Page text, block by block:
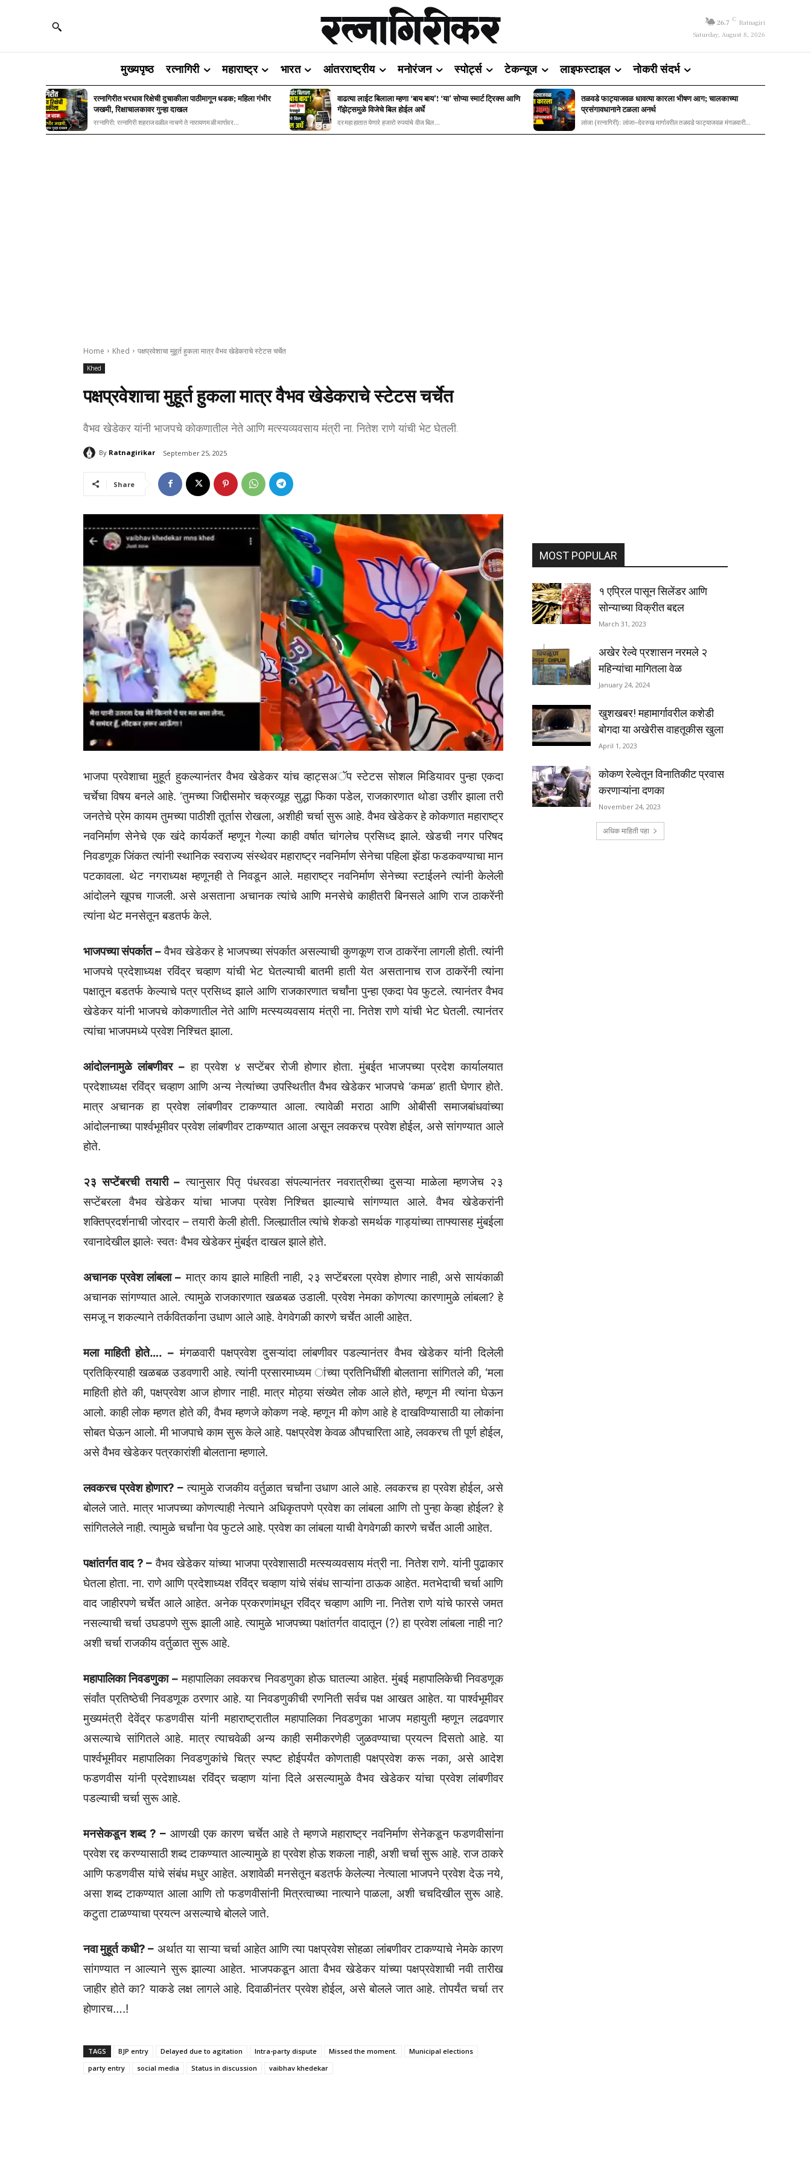
26.7 C Ratnagiri
Saturday, August 8, 2026
मुख्यपृष्ठ रत्नागिरी महाराष्ट्र भारत आंतरराष्ट्रीय मनोरंजन स्पोर्ट्स टेकन्यूज लाइफस्टाइल नोकरी संदर्भ
रत्नागिरीत भरधाव रिक्षेची दुचाकीला पाठीमागून धडक; महिला गंभीर
जखमी, रिक्षाचालकावर गुन्हा दाखल
रत्नागिरी: रत्नागिरी शहराजवळील नाचणे ते नारायणमळी मार्गावर...
वाढत्या लाईट बिलाला म्हणा ‘बाय बाय’! ‘या’ सोप्या स्मार्ट ट्रिक्स आणि
गॅझेट्समुळे विजेचे बिल होईल अर्धे
दरमहा हातात येणारे हजारो रुपयांचे वीज बिल...
तळवडे फाट्याजवळ धावत्या कारला भीषण आग; चालकाच्या
प्रसंगावधानाने टळला अनर्थ
लांजा (रत्नागिरी): लांजा–देवरुख मार्गावरील तळवडे फाट्याजवळ मंगळवारी...
Home Khed पक्षप्रवेशाचा मुहूर्त हुकला मात्र वैभव खेडेकराचे स्टेटस चर्चेत
Khed
पक्षप्रवेशाचा मुहूर्त हुकला मात्र वैभव खेडेकराचे स्टेटस चर्चेत
वैभव खेडेकर यांनी भाजपचे कोकणातील नेते आणि मत्स्यव्यवसाय मंत्री ना. नितेश राणे यांची भेट घेतली.
By Ratnagirikar September 25, 2025
Share
भाजपा प्रवेशाचा मुहूर्त हुकल्यानंतर वैभव खेडेकर यांच व्हाट्सअॅप स्टेटस सोशल मिडियावर पुन्हा एकदा
चर्चेचा विषय बनले आहे. ‘तुमच्या जिद्दीसमोर चक्रव्यूह सुद्धा फिका पडेल, राजकारणात थोडा उशीर झाला तरी
जनतेचे प्रेम कायम तुमच्या पाठीशी तूर्तास रोखला, अशीही चर्चा सुरू आहे. वैभव खेडेकर हे कोकणात महाराष्ट्र
नवनिर्माण सेनेचे एक खंदे कार्यकर्ते म्हणून गेल्या काही वर्षात चांगलेच प्रसिध्द झाले. खेडची नगर परिषद
निवडणूक जिंकत त्यांनी स्थानिक स्वराज्य संस्थेवर महाराष्ट्र नवनिर्माण सेनेचा पहिला झेंडा फडकवण्याचा मान
पटकावला. थेट नगराध्यक्ष म्हणूनही ते निवडून आले. महाराष्ट्र नवनिर्माण सेनेच्या स्टाईलने त्यांनी केलेली
आंदोलने खूपच गाजली. असे असताना अचानक त्यांचे आणि मनसेचे काहीतरी बिनसले आणि राज ठाकरेंनी
त्यांना थेट मनसेतून बडतर्फ केले.
भाजपच्या संपर्कात –वैभव खेडेकर हे भाजपच्या संपर्कात असल्याची कुणकूण राज ठाकरेंना लागली होती. त्यांनी
भाजपचे प्रदेशाध्यक्ष रविंद्र चव्हाण यांची भेट घेतल्याची बातमी हाती येत असतानाच राज ठाकरेंनी त्यांना
पक्षातून बडतर्फ केल्याचे पत्र प्रसिध्द झाले आणि राजकारणात चर्चांना पुन्हा एकदा पेव फुटले. त्यानंतर वैभव
खेडेकर यांनी भाजपचे कोकणातील नेते आणि मत्स्यव्यवसाय मंत्री ना. नितेश राणे यांची भेट घेतली. त्यानंतर
त्यांचा भाजपमध्ये प्रवेश निश्चित झाला.
आंदोलनामुळे लांबणीवर –हा प्रवेश ४ सप्टेंबर रोजी होणार होता. मुंबईत भाजपच्या प्रदेश कार्यालयात
प्रदेशाध्यक्ष रविंद्र चव्हाण आणि अन्य नेत्यांच्या उपस्थितीत वैभव खेडेकर भाजपचे ‘कमळ’ हाती घेणार होते.
मात्र अचानक हा प्रवेश लांबणीवर टाकण्यात आला. त्यावेळी मराठा आणि ओबीसी समाजबांधवांच्या
आंदोलनाच्या पार्श्वभूमीवर प्रवेश लांबणीवर टाकण्यात आला असून लवकरच प्रवेश होईल, असे सांगण्यात आले
होते.
२३ सप्टेंबरची तयारी –त्यानुसार पितृ पंधरवडा संपल्यानंतर नवरात्रीच्या दुसऱ्या माळेला म्हणजेच २३
सप्टेंबरला वैभव खेडेकर यांचा भाजपा प्रवेश निश्चित झाल्याचे सांगण्यात आले. वैभव खेडेकरांनी
शक्तिप्रदर्शनाची जोरदार – तयारी केली होती. जिल्ह्यातील त्यांचे शेकडो समर्थक गाड्यांच्या ताफ्यासह मुंबईला
रवानादेखील झालेः स्वतः वैभव खेडेकर मुंबईत दाखल झाले होते.
अचानक प्रवेश लांबला – मात्र काय झाले माहिती नाही, २३ सप्टेंबरला प्रवेश होणार नाही, असे सायंकाळी
अचानक सांगण्यात आले. त्यामुळे राजकारणात खळबळ उडाली. प्रवेश नेमका कोणत्या कारणामुळे लांबला? हे
समजू न शकल्याने तर्कवितर्काना उधाण आले आहे. वेगवेगळी कारणे चर्चेत आली आहेत.
मला माहिती होते…. –मंगळवारी पक्षप्रवेश दुसऱ्यांदा लांबणीवर पडल्यानंतर वैभव खेडेकर यांनी दिलेली
प्रतिक्रियाही खळबळ उडवणारी आहे. त्यांनी प्रसारमाध्यम ांच्या प्रतिनिधींशी बोलताना सांगितले की, ‘मला
माहिती होते की, पक्षप्रवेश आज होणार नाही. मात्र मोठ्या संख्येत लोक आले होते, म्हणून मी त्यांना घेऊन
आलो. काही लोक म्हणत होते की, वैभव म्हणजे कोकण नव्हे. म्हणून मी कोण आहे हे दाखविण्यासाठी या लोकांना
सोबत घेऊन आलो. मी भाजपाचे काम सुरू केले आहे. पक्षप्रवेश केवळ औपचारिता आहे, लवकरच ती पूर्ण होईल,
असे वैभव खेडेकर पत्रकारांशी बोलताना म्हणाले.
लवकरच प्रवेश होणार? –त्यामुळे राजकीय वर्तुळात चर्चांना उधाण आले आहे. लवकरच हा प्रवेश होईल, असे
बोलले जाते. मात्र भाजपच्या कोणत्याही नेत्याने अधिकृतपणे प्रवेश का लांबला आणि तो पुन्हा केव्हा होईल? हे
सांगितलेले नाही. त्यामुळे चर्चांना पेव फुटले आहे. प्रवेश का लांबला याची वेगवेगळी कारणे चर्चेत आली आहेत.
पक्षांतर्गत वाद ? – वैभव खेडेकर यांच्या भाजपा प्रवेशासाठी मत्स्यव्यवसाय मंत्री ना. नितेश राणे. यांनी पुढाकार
घेतला होता. ना. राणे आणि प्रदेशाध्यक्ष रविंद्र चव्हाण यांचे संबंध साऱ्यांना ठाऊक आहेत. मतभेदाची चर्चा आणि
वाद जाहीरपणे चर्चेत आले आहेत. अनेक प्रकरणांमधून रविंद्र चव्हाण आणि ना. नितेश राणे यांचे फारसे जमत
नसल्याची चर्चा उघडपणे सुरू झाली आहे. त्यामुळे भाजपच्या पक्षांतर्गत वादातून (?) हा प्रवेश लांबला नाही ना?
अशी चर्चा राजकीय वर्तुळात सुरू आहे.
महापालिका निवडणुका –महापालिका लवकरच निवडणुका होऊ घातल्या आहेत. मुंबई महापालिकेची निवडणूक
संर्वांत प्रतिष्ठेची निवडणूक ठरणार आहे. या निवडणुकीची रणनिती सर्वच पक्ष आखत आहेत. या पार्श्वभूमीवर
मुख्यमंत्री देवेंद्र फडणवीस यांनी महाराष्ट्रातील महापालिका निवडणुका भाजप महायुती म्हणून लढवणार
असल्याचे सांगितले आहे. मात्र त्याचवेळी अन्य काही समीकरणेही जुळवण्याचा प्रयत्न दिसतो आहे. या
पार्श्वभूमीवर महापालिका निवडणुकांचे चित्र स्पष्ट होईपर्यंत कोणताही पक्षप्रवेश करू नका, असे आदेश
फडणवीस यांनी प्रदेशाध्यक्ष रविंद्र चव्हाण यांना दिले असल्यामुळे वैभव खेडेकर यांचा प्रवेश लांबणीवर
पडल्याची चर्चा सुरू आहे.
मनसेकडून शब्द ? –आणखी एक कारण चर्चेत आहे ते म्हणजे महाराष्ट्र नवनिर्माण सेनेकडून फडणवीसांना
प्रवेश रद्द करण्यासाठी शब्द टाकण्यात आल्यामुळे हा प्रवेश होऊ शकला नाही, अशी चर्चा सुरू आहे. राज ठाकरे
आणि फडणवीस यांचे संबंध मधुर आहेत. अशावेळी मनसेतून बडतर्फ केलेल्या नेत्याला भाजपने प्रवेश देऊ नये,
असा शब्द टाकण्यात आला आणि तो फडणवीसांनी मित्रत्वाच्या नात्याने पाळला, अशी चचदिखील सुरू आहे.
कटुता टाळण्याचा प्रयत्न असल्याचे बोलले जाते.
नवा मुहूर्त कधी? – अर्थात या साऱ्या चर्चा आहेत आणि त्या पक्षप्रवेश सोहळा लांबणीवर टाकण्याचे नेमके कारण
सांगण्यात न आल्याने सुरू झाल्या आहेत. भाजपकडून आता वैभव खेडेकर यांच्या पक्षप्रवेशाची नवी तारीख
जाहीर होते का? याकडे लक्ष लागले आहे. दिवाळीनंतर प्रवेश होईल, असे बोलले जात आहे. तोपर्यंत चर्चा तर
होणारच….!
TAGS BJP entry Delayed due to agitation Intra-party dispute Missed the moment.
Municipal elections
party entry
social media Status in discussion vaibhav khedekar
MOST POPULAR
१ एप्रिल पासून सिलेंडर आणि
सोन्याच्या विक्रीत बद्दल
March 31, 2023
अखेर रेल्वे प्रशासन नरमले २
महिन्यांचा मागितला वेळ
January 24, 2024
खुशखबर! महामार्गावरील कशेडी
बोगदा या अखेरीस वाहतूकीस खुला
April 1, 2023
कोकण रेल्वेतून विनातिकीट प्रवास
करणाऱ्यांना दणका
November 24, 2023
अधिक माहिती पहा